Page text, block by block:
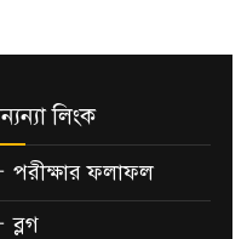
লিংক
পরীক্ষার ফলাফল
ব্লগ